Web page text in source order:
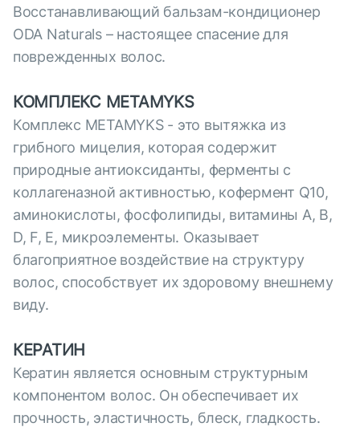
Восстанавливающий бальзам-кондиционер
ODA Naturals – настоящее спасение для
поврежденных волос.
КОМПЛЕКС METAMYKS
Комплекс METAMYKS - это вытяжка из
грибного мицелия, которая содержит
природные антиоксиданты, ферменты с
коллагеназной активностью, кофермент Q10,
аминокислоты, фосфолипиды, витамины A, B,
D, F, E, микроэлементы. Оказывает
благоприятное воздействие на структуру
волос, способствует их здоровому внешнему
виду.
КЕРАТИН
Кератин является основным структурным
компонентом волос. Он обеспечивает их
прочность, эластичность, блеск, гладкость.